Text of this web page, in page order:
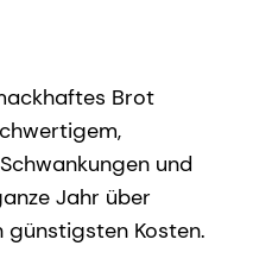
Brot
und
Jahr über
günstigsten Kosten.